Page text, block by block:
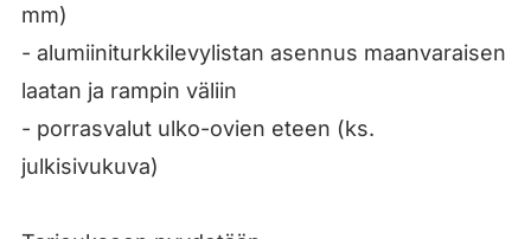
mm)
- alumiiniturkkilevylistan asennus maanvaraisen
laatan ja rampin väliin
- porrasvalut ulko-ovien eteen (ks.
julkisivukuva)